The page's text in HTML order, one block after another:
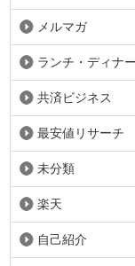
メルマガ
ランチ・ディナー
共済ビジネス
最安値リサーチ
未分類
楽天
自己紹介